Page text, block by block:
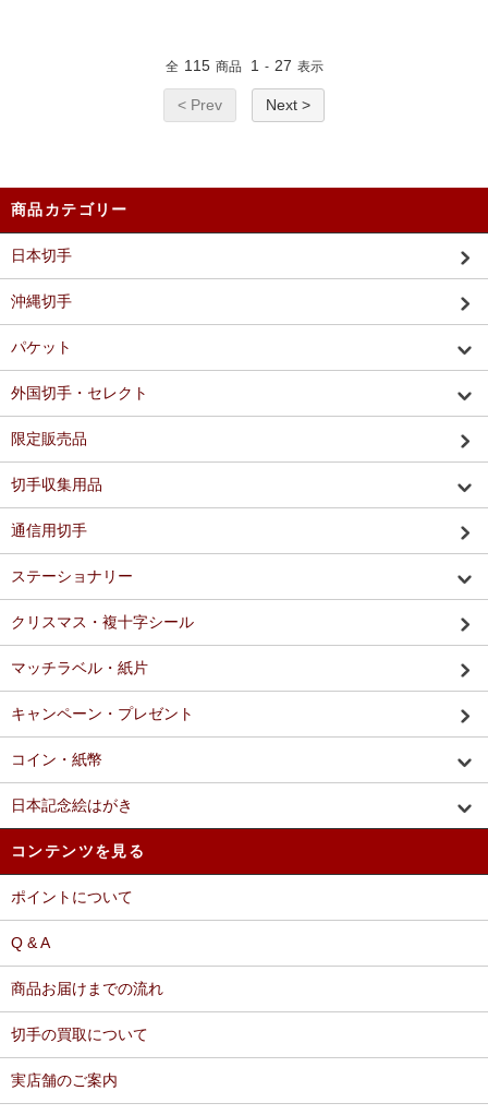
全 115 商品 1 - 27 表示
< Prev Next >
商品カテゴリー
日本切手
沖縄切手
パケット
外国切手・セレクト
限定販売品
切手収集用品
通信用切手
ステーショナリー
クリスマス・複十字シール
マッチラベル・紙片
キャンペーン・プレゼント
コイン・紙幣
日本記念絵はがき
コンテンツを見る
ポイントについて
Q & A
商品お届けまでの流れ
切手の買取について
実店舗のご案内